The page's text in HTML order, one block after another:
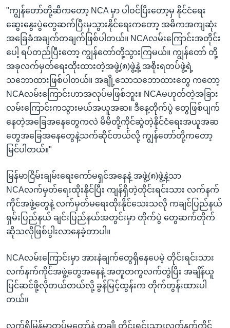
"ကျွန်တော်တို့ဆီကတော့ NCA မှာ ပါဝင်ပြီးတော့မှ နိုင်ငံရေး
ဆွေးနွေးပွဲတွေဆက်ပြီးမှသွားနိုင်ရေးကတော့ အဓိကအကျဆုံး
အခြေခံအချက်တချက်ဖြစ်ပါတယ်။ NCAလမ်းကြောင်းအတိုင်း
ပေါ့ ရပ်တည်ပြီးတော့ ကျွန်တော်တို့သွားကြမယ်။ ကျွန်တော် တို့
အခုလက်မှတ်ရေးထိုးထားတဲ့အဖွဲ့(၈)ဖွဲ့နဲ့ အစိုးရတပ်ဖွဲ့ရဲ့
သဘောထားဖြစ်ပါတယ်။ အချို့သောသဘောထားတွေ ကတော့
NCAလမ်းကြောင်းဟာအလုပ်မဖြစ်ဘူး။ NCAမဟုတ်တဲ့အခြား
လမ်းကြောင်းကသွားမယ်အယူအဆ။ ဒီနေ့တိုက်ပွဲ တွေဖြစ်ပျက်
နေတဲ့အခြေအနေတွေကလဲ မိမိတို့ကိုင်ဆွဲတဲ့နိုင်ငံရေးအယူအဆ
တွေအခြေအနေတွေနဲ့သက်ဆိုင်တယ်လို့ ကျွန်တော်တို့ကတော့
မြင်ပါတယ်။"
မြန်မာငြိမ်းချမ်းရေးကော်မရှင်အနေနဲ့ အဖွဲ့(၈)ဖွဲ့နဲ့သာ
NCAလက်မှတ်ရေးထိုးနိုင်ပြီး ကျန်ရှိတဲ့တိုင်းရင်းသား လက်နက်
ကိုင်အဖွဲ့တွေနဲ့ လက်မှတ်မရေးထိုးနိုင်သေးသလို ကချင်ပြည်နယ်
ရှမ်းပြည်နယ် ချင်းပြည်နယ်အတွင်းမှာ တိုက်ပွဲ တွေဆက်တိုက်
ဆိုသလိုဖြစ်ပွါးလာနေခဲ့တာပါ။
NCAလမ်းကြောင်းမှာ အားနဲချက်တွေရှိနေပေမဲ့ တိုင်းရင်းသား
လက်နက်ကိုင်အဖွဲ့တွေအနေနဲ့ အတူတကွလက်တွဲပြီး အချိန်ယူ
ပြင်ဆင်ဖို့လိုတယ်တယ်လို့ ခွန်မြင့်ထွန်းက တိုက်တွန်းထားပါ
တယ်။
လက်ရှိမြန်မာ့တပ်မတော်နဲ့ တချို့တိုင်းရင်းသားလက်နက်ကိုင်